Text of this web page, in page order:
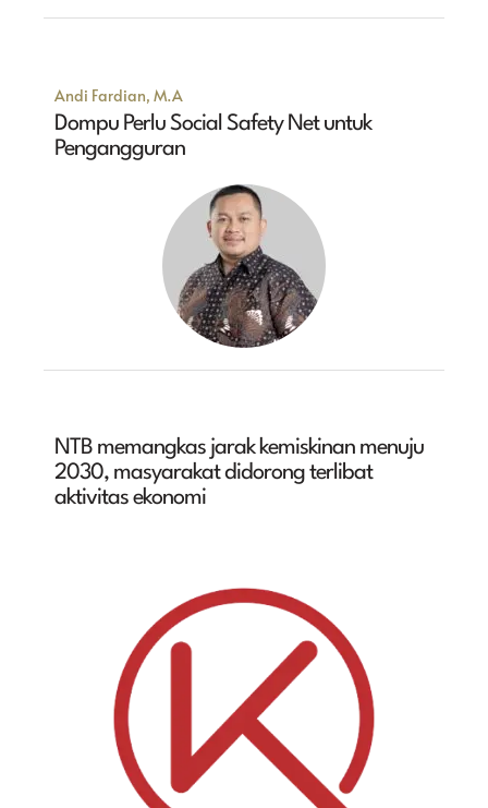
Andi Fardian, M.A
Dompu Perlu Social Safety Net untuk
Pengangguran
NTB memangkas jarak kemiskinan menuju
2030, masyarakat didorong terlibat
aktivitas ekonomi